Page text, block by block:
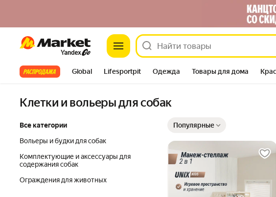
Market
Все хиты Global Lifesportpit Одежда Товары для дома
Клетки и вольеры для собак
Все категории
Вольеры и будки для собак
Комплектующие и аксессуары для
содержания собак
Ограждения для животных
Популярные